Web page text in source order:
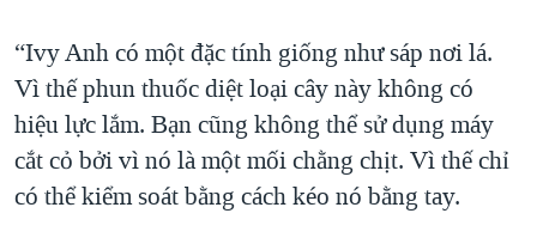
“Ivy Anh có một đặc tính giống như sáp nơi lá.
Vì thế phun thuốc diệt loại cây này không có
hiệu lực lắm. Bạn cũng không thể sử dụng máy
cắt cỏ bởi vì nó là một mối chằng chịt. Vì thế chỉ
có thể kiểm soát bằng cách kéo nó bằng tay.